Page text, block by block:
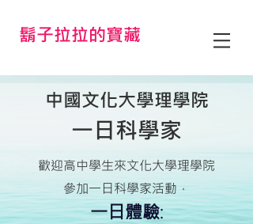
鬍子拉拉的寶藏
中國文化大學理學院
​一日科學家
歡迎高中學生來文化大學理學院
參加一日科學家活動，
一日體驗: